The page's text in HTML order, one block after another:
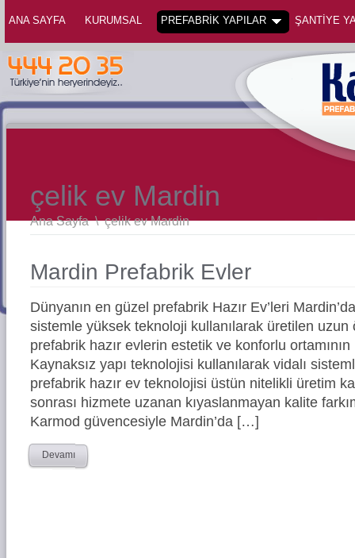
ANA SAYFA KURUMSAL PREFABRİK YAPILAR ŞANTİYE
çelik ev Mardin
Ana Sayfa \çelik ev Mardin
Mardin Prefabrik Evler
Dünyanın en güzel prefabrik Hazır Ev’leri
sistemle yüksek teknoloji kullanılarak üretilen
prefabrik hazır evlerin estetik ve konforlu ortamının
Kaynaksız yapı teknolojisi kullanılarak vidalı
prefabrik hazır ev teknolojisi üstün nitelikli üretim
sonrası hizmete uzanan kıyaslanmayan kalite
Karmod güvencesiyle Mardin’da […]
Devamı